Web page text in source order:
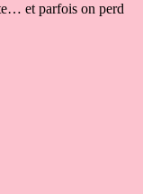
et parfois on perd